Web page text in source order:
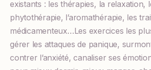
existants : les thérapies, la relaxation,
phytothérapie, l’aromathérapie, les
médicamenteux…Les exercices les
gérer les attaques de panique,
contrer l’anxiété, canaliser ses